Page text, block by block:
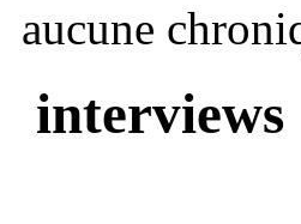
aucune
interviews